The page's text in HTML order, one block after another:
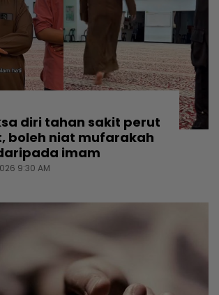
diri tahan sakit perut
boleh niat mufarakah
imam
9:30 AM